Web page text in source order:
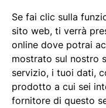
Se fai clic sulla
sito web, ti verrà
online dove potrai
mostrato sul nostro
servizio, i tuoi dati,
prodotto a cui sei
fornitore di questo